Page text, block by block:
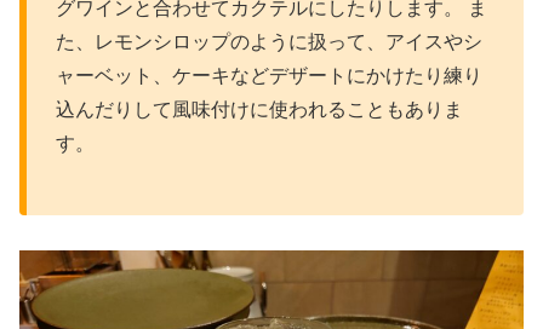
グワインと合わせてカクテルにしたりします。 ま
た、レモンシロップのように扱って、アイスやシ
ャーベット、ケーキなどデザートにかけたり練り
込んだりして風味付けに使われることもありま
す。